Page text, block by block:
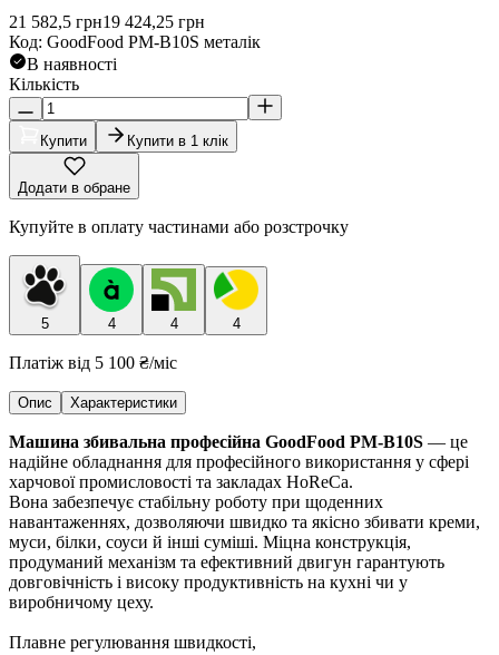
21 582,5 грн19 424,25 грн
Код: GoodFood PM-B10S металік
В наявності
Кількість
Купити Купити в 1 клік
Додати в обране
Купуйте в оплату частинами або розстрочку
5 4 4 4
Платіж від 5 100 ₴/міс
Опис Характеристики
Машина збивальна професійна GoodFood PM-B10S — це
надійне обладнання для професійного використання у сфері
харчової промисловості та закладах HoReCa.
Вона забезпечує стабільну роботу при щоденних
навантаженнях, дозволяючи швидко та якісно збивати креми,
муси, білки, соуси й інші суміші. Міцна конструкція,
продуманий механізм та ефективний двигун гарантують
довговічність і високу продуктивність на кухні чи у
виробничому цеху.
Плавне регулювання швидкості,